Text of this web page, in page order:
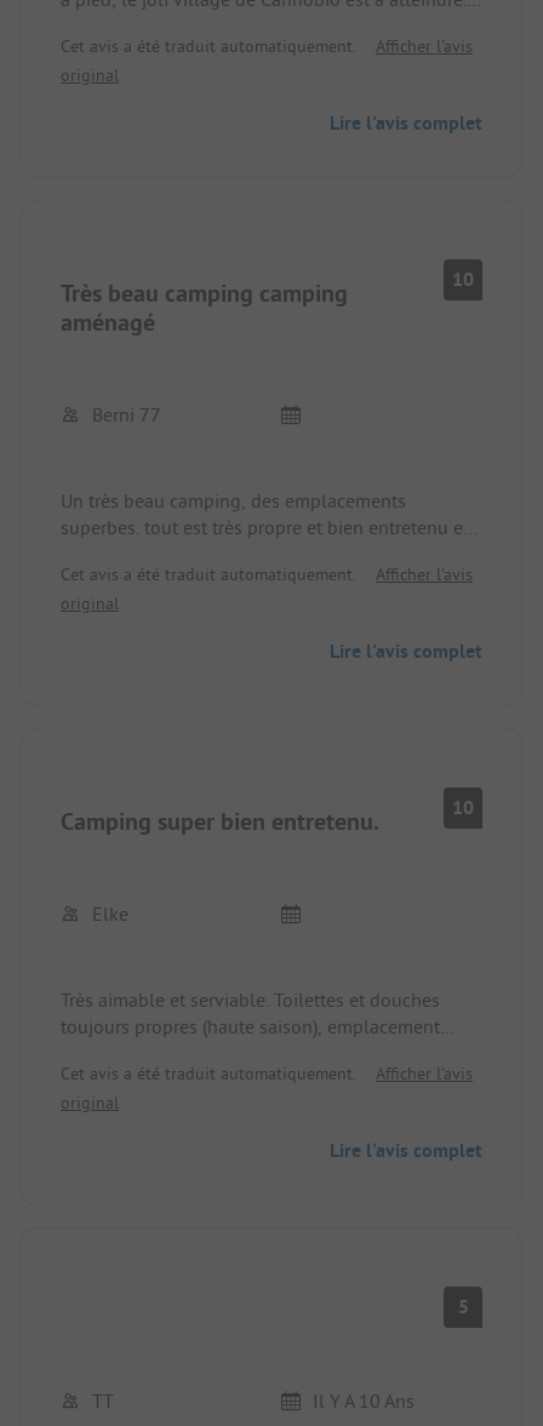
mois est également trop cher en haute saison. Sur
le soi-disant emplacement xxl, la caravane a tout
au lieu de 7 jours et avons payé les 7 jours + 40€
Cet avis a été traduit automatiquement.
Afficher l'avis
original
Lire l'avis complet
Très beau camping camping
aménagé
10
Berni 77
Un très beau camping, des emplacements
superbes. tout est très propre et bien entretenu et
40 et 50 € et la vue sur le lac est magnifique. Nous
avons beaucoup aimé. Je reviendrai certainement
Cet avis a été traduit automatiquement.
Afficher l'avis
original
Lire l'avis complet
Camping super bien entretenu. 10
Elke
Très aimable et serviable. Toilettes et douches
toujours propres (haute saison), emplacement
de galets . Des arbres pour faire de l'ombre. Tout
est parfait.
Cet avis a été traduit automatiquement.
Afficher l'avis
original
Lire l'avis complet
5
TT Il Y A 10 Ans